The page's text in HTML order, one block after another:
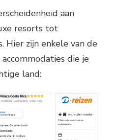
aan
resorts tot
Hier zijn enkele van de
die je
land: